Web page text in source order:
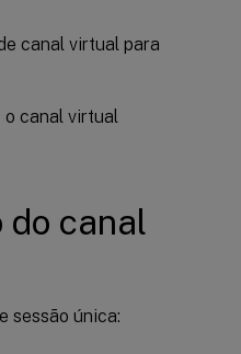
canal virtual para
canal virtual
do canal
sessão única: